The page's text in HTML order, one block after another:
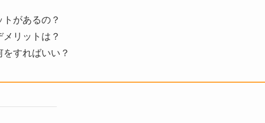
があるの？
リットは？
すればいい？